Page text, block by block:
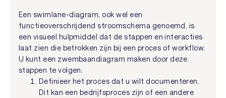
Een swimlane-diagram, ook wel een
functieoverschrijdend stroomschema genoemd, is
een visueel hulpmiddel dat de stappen en interacties
laat zien die betrokken zijn bij een proces of workflow.
U kunt een zwembaandiagram maken door deze
stappen te volgen:
Definieer het proces dat u wilt documenteren.
Dit kan een bedrijfsproces zijn of een andere